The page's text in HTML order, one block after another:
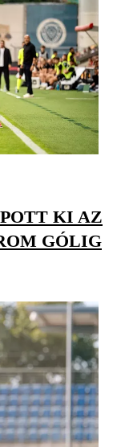
KI AZ
GÓLIG